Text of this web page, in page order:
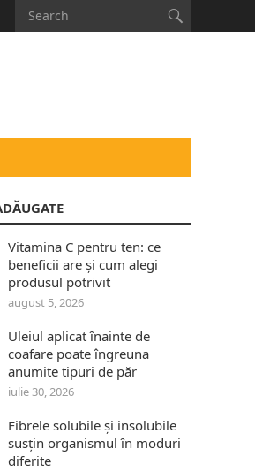
Vitamina C pentru ten: ce
beneficii are și cum alegi
produsul potrivit
august 5, 2026
Uleiul aplicat înainte de
coafare poate îngreuna
anumite tipuri de păr
iulie 30, 2026
Fibrele solubile și insolubile
susțin organismul în moduri
diferite